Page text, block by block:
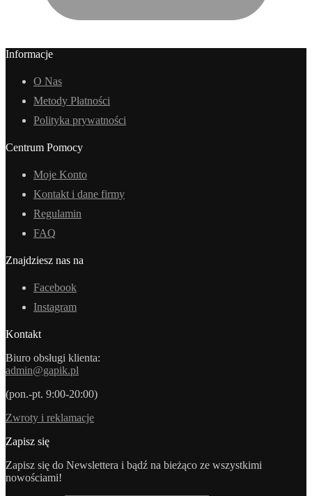
Informacje
O Nas
Metody Płatności
Polityka prywatności
Centrum Pomocy
Moje Konto
Kontakt i dane firmy
Regulamin
FAQ
Znajdziesz nas na
Facebook
Instagram
Kontakt
Biuro obsługi klienta:
admin@gapik.pl
(pon.-pt. 9:00-20:00)
Zwroty i reklamacje
Zapisz się
Zapisz się do Newslettera i bądź na bieżąco ze wszystkimi
nowościami!